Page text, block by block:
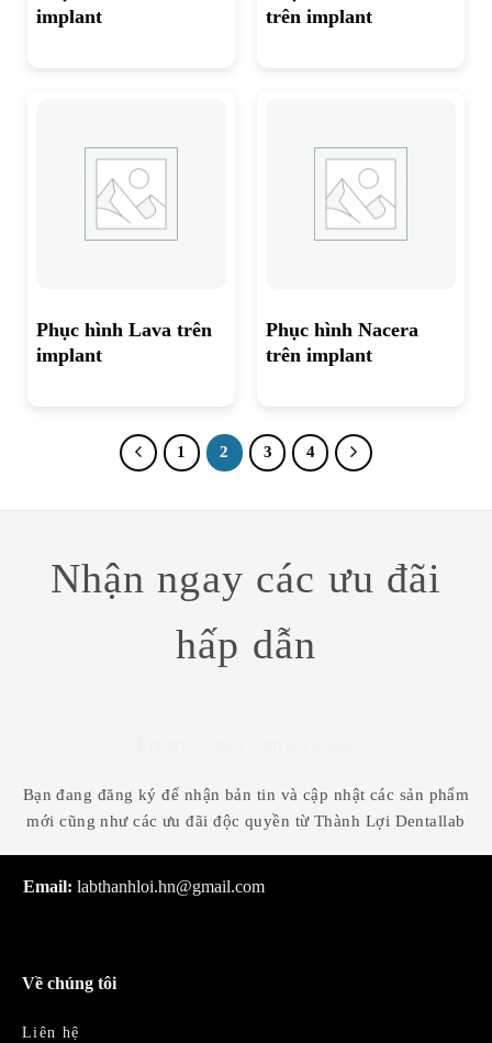
implant
trên implant
Phục hình Lava trên
implant
Phục hình Nacera
trên implant
1 2 3 4
Nhận ngay các ưu đãi
hấp dẫn
Bạn đang đăng ký để nhận bản tin và cập nhật các sản phẩm
mới cũng như các ưu đãi độc quyền từ Thành Lợi Dentallab
Email: labthanhloi.hn@gmail.com
Về chúng tôi
Liên hệ